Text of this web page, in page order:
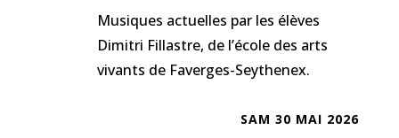
Musiques actuelles par les élèves
Dimitri Fillastre, de l’école des arts
vivants de Faverges-Seythenex.
SAM 30 MAI 2026